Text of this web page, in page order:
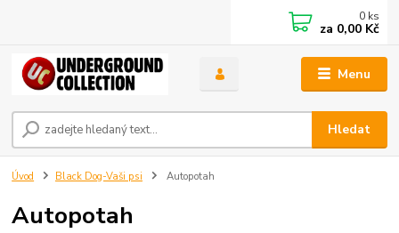
Menu
Hledat
0 ks
za 0,00 Kč
Úvod Black Dog-Vaši psi Autopotah
Autopotah